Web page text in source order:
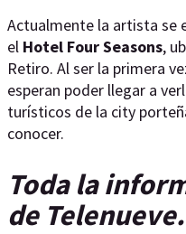
Actualmente la artista se
el Hotel Four Seasons,
Retiro. Al ser la primera
esperan poder llegar a
turísticos de la city
conocer.
Toda la
de Telenueve.